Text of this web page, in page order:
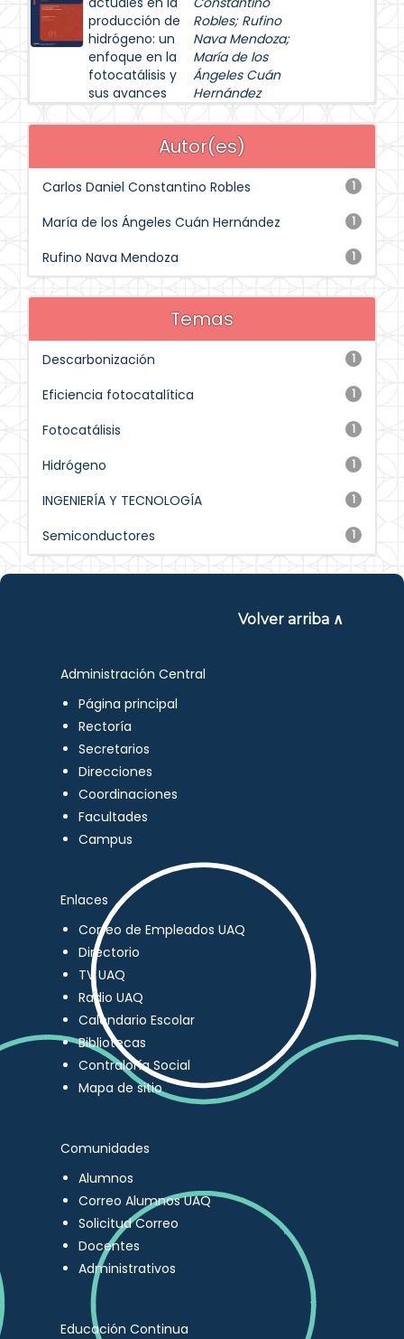
producción de
hidrógeno: un
enfoque en la
fotocatálisis y
sus avances
Robles; Rufino
Nava Mendoza;
María de los
Ángeles Cuán
Hernández
Autor(es)
1
Carlos Daniel Constantino Robles
1
María de los Ángeles Cuán Hernández
1
Rufino Nava Mendoza
Temas
1
Descarbonización
1
Eficiencia fotocatalítica
1
Fotocatálisis
1
Hidrógeno
1
INGENIERÍA Y TECNOLOGÍA
1
Semiconductores
Volver arriba ∧
Administración Central
Página principal
Rectoría
Secretarios
Direcciones
Coordinaciones
Facultades
Campus
Enlaces
Correo de Empleados UAQ
Directorio
TV UAQ
Radio UAQ
Calendario Escolar
Bibliotecas
Contraloría Social
Mapa de sitio
Comunidades
Alumnos
Correo Alumnos UAQ
Solicitud Correo
Docentes
Administrativos
Educación Continua